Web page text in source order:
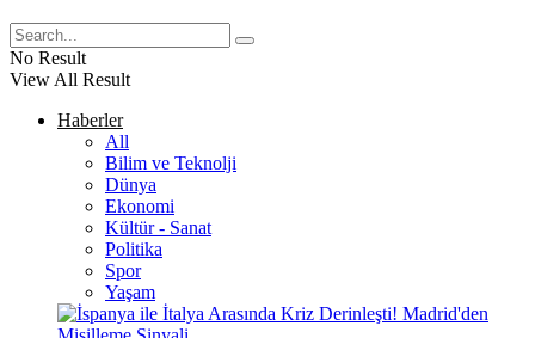
No Result
View All Result
Haberler
All
Bilim ve Teknolji
Dünya
Ekonomi
Kültür - Sanat
Politika
Spor
Yaşam